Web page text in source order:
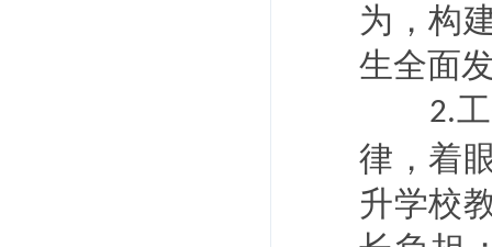
为，构
生全面
2.
律，着
升学校